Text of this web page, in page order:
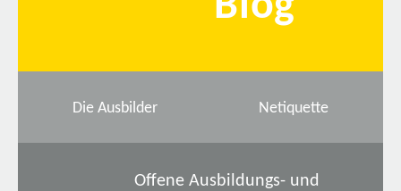
Die Ausbilder Netiquette
Offene Ausbildungs- und